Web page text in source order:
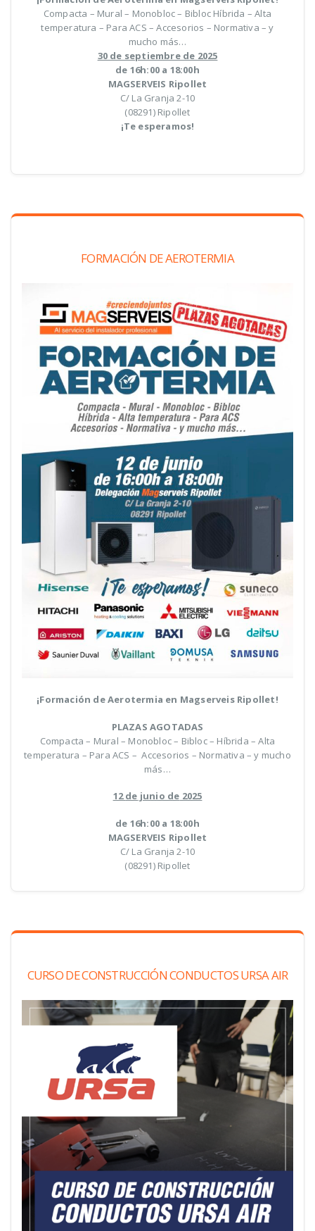
Compacta – Mural – Monobloc – Bibloc Híbrida – Alta
temperatura – Para ACS – Accesorios – Normativa – y
mucho más…
30 de septiembre de 2025
de 16h:00 a 18:00h
MAGSERVEIS Ripollet
C/ La Granja 2-10
(08291) Ripollet
¡Te esperamos!
FORMACIÓN DE AEROTERMIA
¡Formación deAerotermia en Magserveis Ripollet!
PLAZAS AGOTADAS
Compacta – Mural – Monobloc – Bibloc – Híbrida – Alta
temperatura – Para ACS – Accesorios – Normativa – y mucho
más…
12de junio de 2025
de 16h:00 a 18:00h
MAGSERVEIS Ripollet
C/ La Granja 2-10
(08291) Ripollet
CURSO DE CONSTRUCCIÓN CONDUCTOS URSA AIR